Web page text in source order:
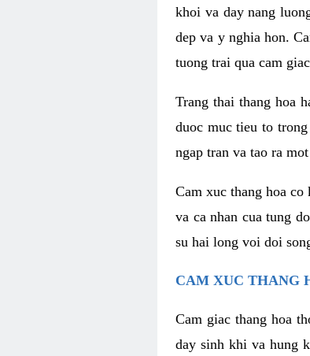
khoi va day nang
dep va y nghia hon.
tuong trai qua cam
Trang thai thang hoa
duoc muc tieu to
ngap tran va tao ra
Cam xuc thang hoa
va ca nhan cua tung
su hai long voi doi
CAM XUC THANG
Cam giac thang hoa
day sinh khi va hung